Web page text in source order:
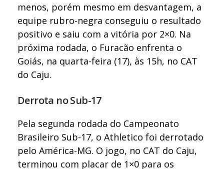
menos, porém mesmo em desvantagem, a
equipe rubro-negra conseguiu o resultado
positivo e saiu com a vitória por 2×0. Na
próxima rodada, o Furacão enfrenta o
Goiás, na quarta-feira (17), às 15h, no CAT
do Caju.
Derrota no Sub-17
Pela segunda rodada do Campeonato
Brasileiro Sub-17, o Athletico foi derrotado
pelo América-MG. O jogo, no CAT do Caju,
terminou com placar de 1×0 para os